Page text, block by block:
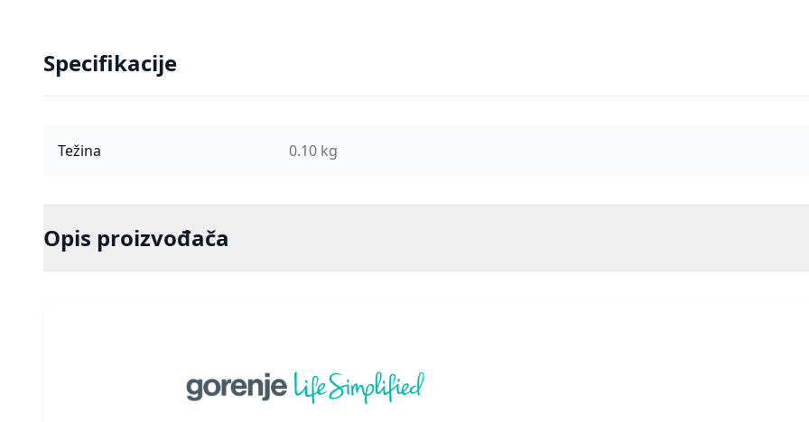
Specifikacije
Težina 0.10 kg
Opis proizvođača